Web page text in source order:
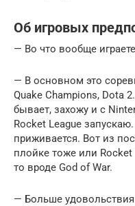
Об игровых
— Во что вообще
— В основном это
Quake Champions, Dota
бывает, захожу и с
Rocket League
приживается. Вот из
плойке тоже или Rocket
то вроде God of War.
— Больше